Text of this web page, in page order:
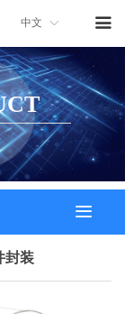
끀
ꀅ
中文
封装
끀